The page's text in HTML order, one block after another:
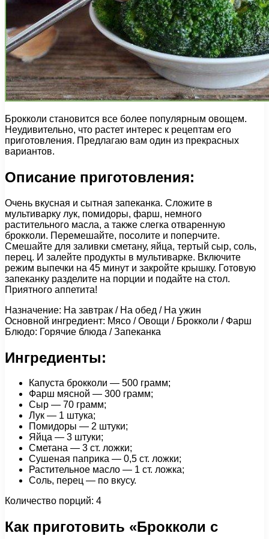
Брокколи становится все более популярным овощем.
Неудивительно, что растет интерес к рецептам его
приготовления. Предлагаю вам один из прекрасных
вариантов.
Описание приготовления:
Очень вкусная и сытная запеканка. Сложите в
мультиварку лук, помидоры, фарш, немного
растительного масла, а также слегка отваренную
брокколи. Перемешайте, посолите и поперчите.
Смешайте для заливки сметану, яйца, тертый сыр, соль,
перец. И залейте продукты в мультиварке. Включите
режим выпечки на 45 минут и закройте крышку. Готовую
запеканку разделите на порции и подайте на стол.
Приятного аппетита!
Назначение: На завтрак / На обед / На ужин
Основной ингредиент: Мясо / Овощи / Брокколи / Фарш
Блюдо: Горячие блюда / Запеканка
Ингредиенты:
Капуста брокколи — 500 грамм;
Фарш мясной — 300 грамм;
Сыр — 70 грамм;
Лук — 1 штука;
Помидоры — 2 штуки;
Яйца — 3 штуки;
Сметана — 3 ст. ложки;
Сушеная паприка — 0,5 ст. ложки;
Растительное масло — 1 ст. ложка;
Соль, перец — по вкусу.
Количество порций: 4
Как приготовить «Брокколи с